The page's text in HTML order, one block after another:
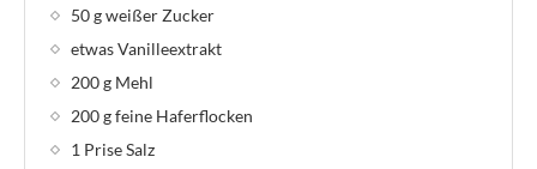
50 g weißer Zucker
etwas Vanilleextrakt
200 g Mehl
200 g feine Haferflocken
1 Prise Salz